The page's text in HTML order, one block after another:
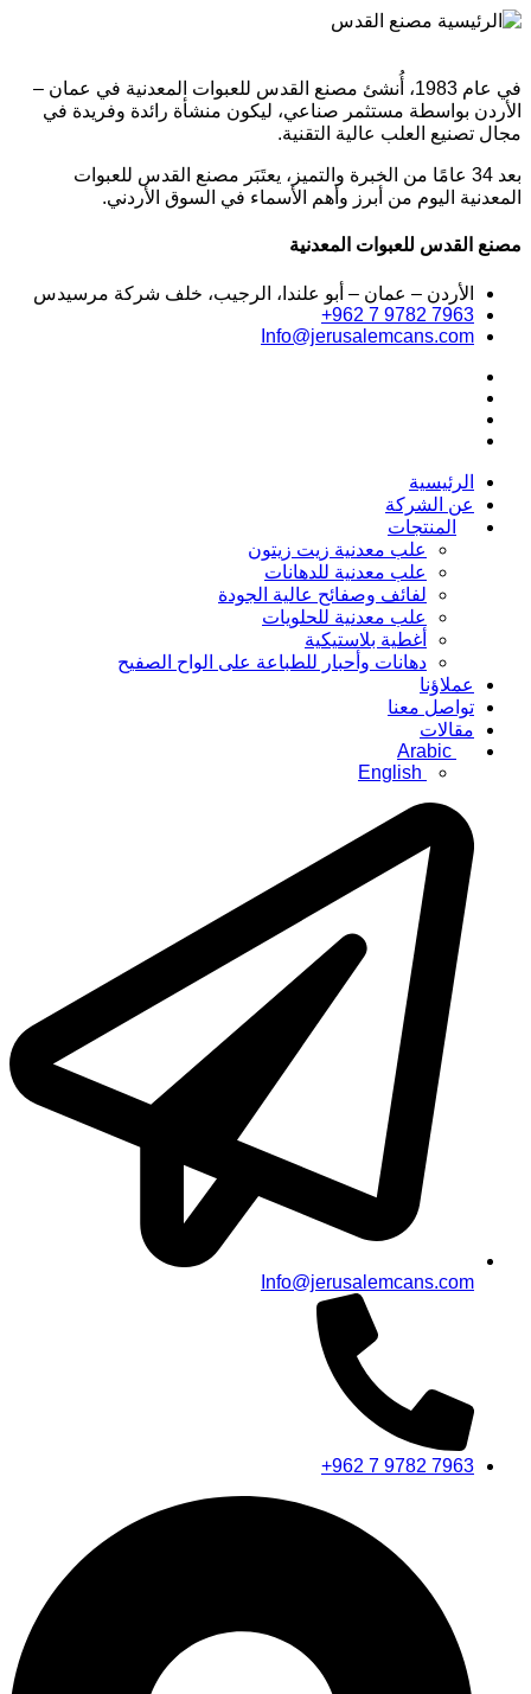
في عام 1983، أُنشئ مصنع القدس للعبوات المعدنية في عمان –
الأردن بواسطة مستثمر صناعي، ليكون منشأة رائدة وفريدة في
مجال تصنيع العلب عالية التقنية.
بعد 34 عامًا من الخبرة والتميز، يعتَبَر مصنع القدس للعبوات
المعدنية اليوم من أبرز وأهم الأسماء في السوق الأردني.
مصنع القدس للعبوات المعدنية
الأردن – عمان – أبو علندا، الرجيب، خلف شركة مرسيدس
+962 7 9782 7963
Info@jerusalemcans.com
الرئيسية
عن الشركة
المنتجات
علب معدنية زيت زيتون
علب معدنية للدهانات
لفائف وصفائح عالية الجودة
علب معدنية للحلويات
أغطية بلاستيكية
دهانات وأحبار للطباعة على الواح الصفيح
عملاؤنا
تواصل معنا
مقالات
Arabic
English
Info@jerusalemcans.com
+962 7 9782 7963